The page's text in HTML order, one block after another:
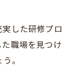
再確認
たいこと
した研修プ
職場を見つ
。